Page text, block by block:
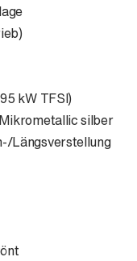
kW TFSI)
silber
Längsverstellung